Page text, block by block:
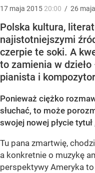
17 maja 2015 20:00 / 26 maja
Polska kultura,
najistotniejszymi
czerpie te soki. A
to zamienia w
pianista i
Ponieważ ciężko
słuchać, to może
swojej nowej płycie
Tu pana zmartwię,
a konkretnie o muzykę
perspektywy Ameryka